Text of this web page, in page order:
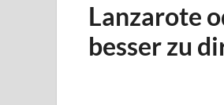
Lanzarote
besser zu